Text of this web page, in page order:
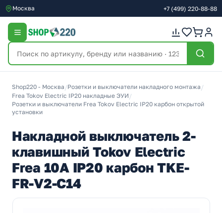
Москва +7 (499) 220-88-88
Shop220 - Москва /Розетки и выключатели накладного монтажа /
Frea Tokov Electric IP20 накладные ЭУИ /
Розетки и выключатели Frea Tokov Electric IP20 карбон открытой
установки
Накладной выключатель 2-
клавишный Tokov Electric
Frea 10А IP20 карбон TKE-
FR-V2-C14